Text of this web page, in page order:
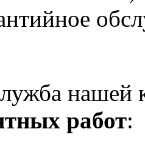
нашей
работ: